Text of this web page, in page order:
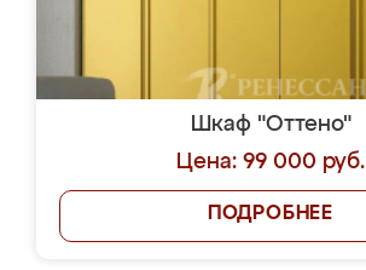
Шкаф "Оттено"
Цена: 99 000 руб.
ПОДРОБНЕЕ